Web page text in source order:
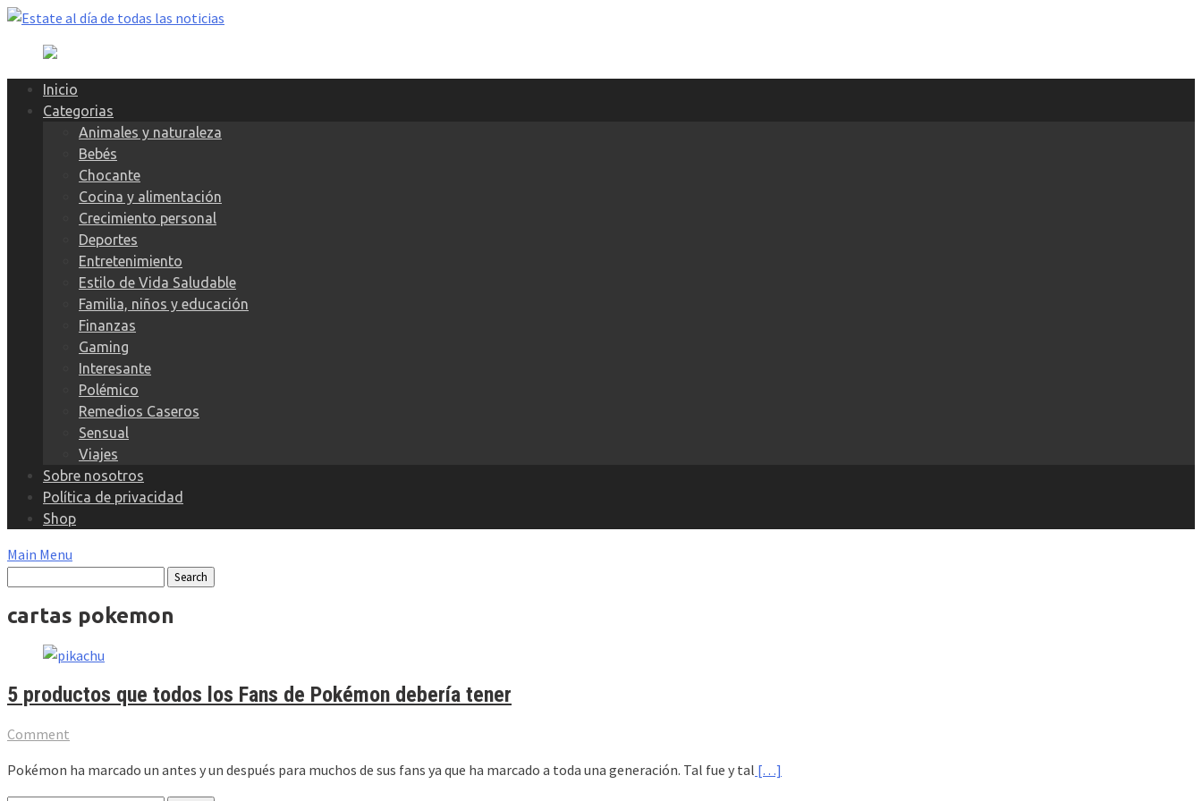
Skip
content
Inicio
Categorias
Animales y naturaleza
Bebés
Chocante
Cocina y alimentación
Crecimiento personal
Deportes
Entretenimiento
Estilo de Vida Saludable
Familia, niños y educación
Finanzas
Gaming
Interesante
Polémico
Remedios Caseros
Sensual
Viajes
Sobre nosotros
Política de privacidad
Shop
Main Menu
cartas pokemon
5 productos que todos los Fans de Pokémon debería tener
Comment
Pokémon ha marcado un antes y un después para muchos de sus fans ya que ha marcado a toda una generación. Tal fue y tal […]